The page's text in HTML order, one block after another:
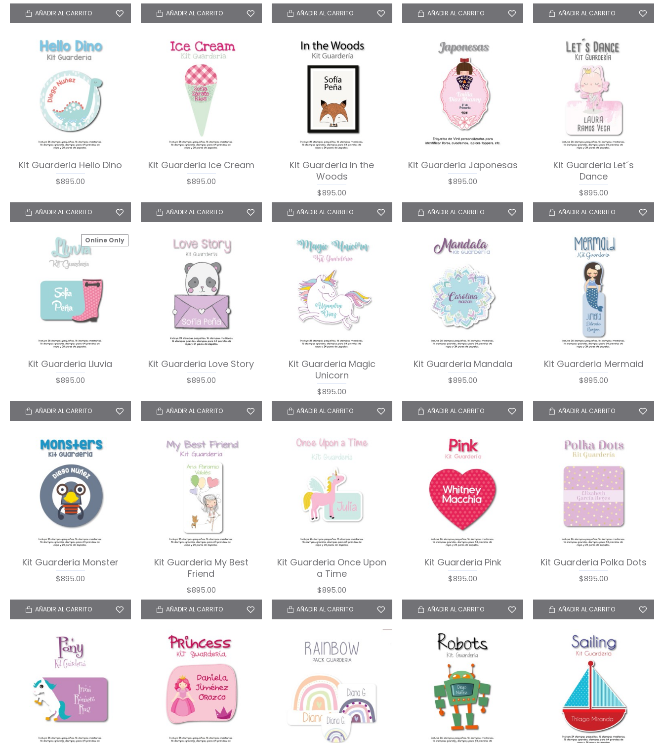
AÑADIR AL CARRITO AÑADIR AL CARRITO AÑADIR AL CARRITO AÑADIR AL CARRITO AÑADIR AL CARRITO
Kit Guarderia Hello Dino
$895.00
AÑADIR AL CARRITO
Kit Guarderia Ice Cream
$895.00
AÑADIR AL CARRITO
Kit Guarderia In the
Woods
$895.00
AÑADIR AL CARRITO
Kit Guarderia Japonesas
$895.00
AÑADIR AL CARRITO
Kit Guarderia Let´s
Dance
$895.00
AÑADIR AL CARRITO
Online Only
Kit Guarderia Lluvia
$895.00
AÑADIR AL CARRITO
Kit Guarderia Love Story
$895.00
AÑADIR AL CARRITO
Kit Guarderia Magic
Unicorn
$895.00
AÑADIR AL CARRITO
Kit Guarderia Mandala
$895.00
AÑADIR AL CARRITO
Kit Guarderia Mermaid
$895.00
AÑADIR AL CARRITO
Kit Guarderia Monster
$895.00
AÑADIR AL CARRITO
Kit Guarderia My Best
Friend
$895.00
AÑADIR AL CARRITO
Kit Guarderia Once Upon
a Time
$895.00
AÑADIR AL CARRITO
Kit Guarderia Pink
$895.00
AÑADIR AL CARRITO
Kit Guarderia Polka Dots
$895.00
AÑADIR AL CARRITO